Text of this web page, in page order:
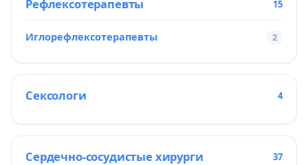
Рефлексотерапевты 15
Иглорефлексотерапевты 2
Сексологи 4
Сердечно-сосудистые хирурги 37